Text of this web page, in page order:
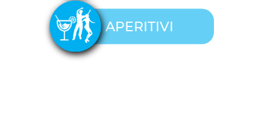
APERITIVI